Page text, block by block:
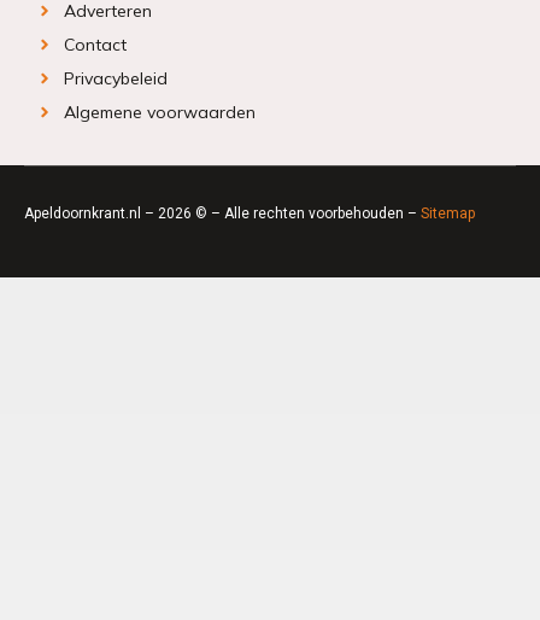
Adverteren
Contact
Privacybeleid
Algemene voorwaarden
Apeldoornkrant.nl – 2026 © – Alle rechten voorbehouden – Sitemap